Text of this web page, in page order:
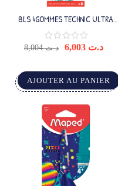
BLS 4GOMMES TECHNIC ULTRA
CLASSIC
د.ت8,004 د.ت
AJOUTER AU PANIER